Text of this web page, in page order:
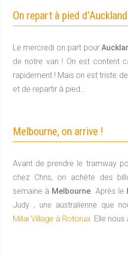
On repart à pied d’Auckland
Le mercredi on part pour
de notre van ! On est content
rapidement ! Mais on est triste
et de repartir à pied…
Melbourne, on arrive !
Avant de prendre le tramway
chez Chris, on achète des
semaine à Melbourne. Après le
Judy , une australienne que
Mitai Village à Rotorua. Elle nous